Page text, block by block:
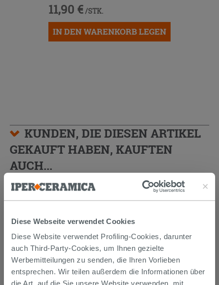
Diese Webseite verwendet Cookies
Diese Website verwendet Profiling-Cookies, darunter
auch Third-Party-Cookies, um Ihnen gezielte
Werbemitteilungen zu senden, die Ihren Vorlieben
entsprechen. Wir teilen außerdem die Informationen über
die Art, auf die Sie unsere Website verwenden, mit
11,90 € /STK.
IN DEN WARENKORB LEGEN
KUNDEN, DIE DIESEN ARTIKEL
GEKAUFT HABEN, KAUFTEN
AUCH...